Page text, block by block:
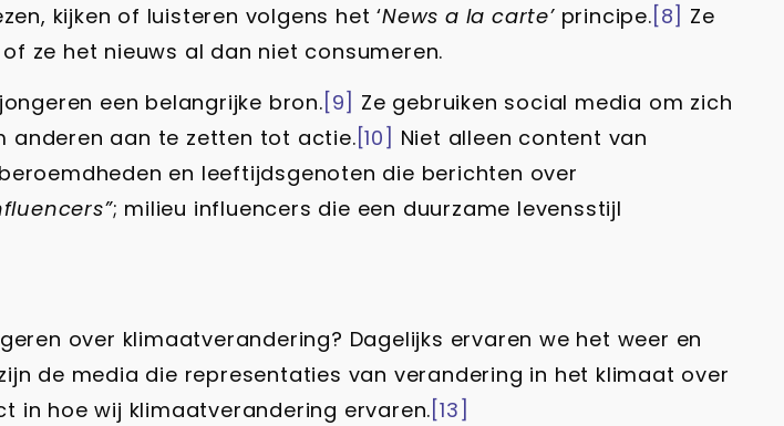
kijken of luisteren volgens het ‘News a la carte’principe. [8] Ze
ze het nieuws al dan niet consumeren.
een belangrijke bron.[9] Ze gebruiken social media om zich
anderen aan te zetten tot actie. [10] Niet alleen content van
en leeftijdsgenoten die berichten over
; milieu influencers die een duurzame levensstijl
over klimaatverandering? Dagelijks ervaren we het weer en
de media die representaties van verandering in het klimaat over
in hoe wij klimaatverandering ervaren. [13]